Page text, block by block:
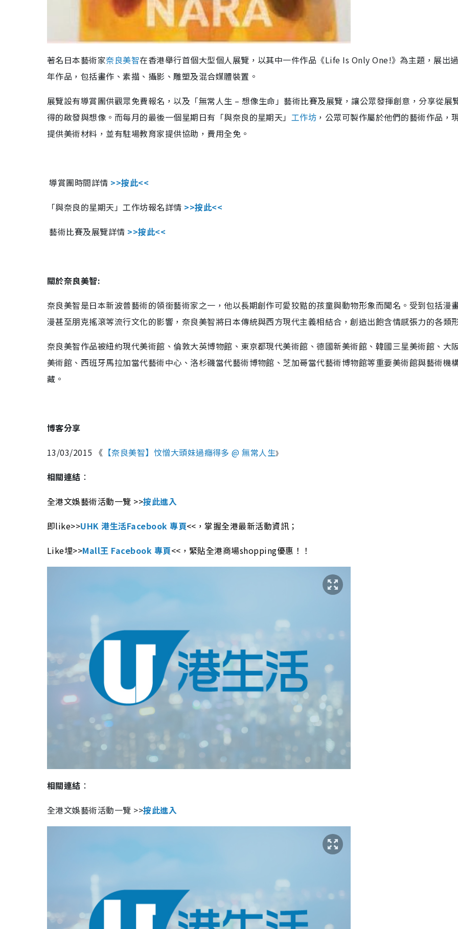
著名日本藝術家奈良美智在香港舉行首個大型個人展覽，以其中一件作品《Life Is Only One!》為主題，展出
年作品，包括畫作、素描、攝影、雕塑及混合媒體裝置。
展覽設有導賞團供觀眾免費報名，以及「無常人生 – 想像生命」藝術比賽及展覽，讓公眾發揮創意，分享從展
得的啟發與想像。而每月的最後一個星期日有「與奈良的星期天」 工作坊 ，公眾可製作屬於他們的藝術作品，
提供美術材料，並有駐場教育家提供協助，費用全免。
導賞團時間詳情 >>按此<<
「與奈良的星期天」工作坊報名詳情 >>按此<<
藝術比賽及展覽詳情 >>按此<<
關於奈良美智:
奈良美智是日本新波普藝術的領銜藝術家之一，他以長期創作可愛狡黠的孩童與動物形象而聞名。受到包括漫
漫甚至朋克搖滾等流行文化的影響，奈良美智將日本傳統與西方現代主義相結合，創造出飽含情感張力的各類
奈良美智作品被紐約現代美術館、倫敦大英博物館、東京都現代美術館、德國新美術館、韓國三星美術館、大
美術館、西班牙馬拉加當代藝術中心、洛杉磯當代藝術博物館、芝加哥當代藝術博物館等重要美術館與藝術機
藏。
博客分享
13/03/2015 《 【奈良美智】忟憎大頭妹過癮得多 @ 無常人生》
相關連結 ：
全港文娛藝術活動一覽 >>按此進入
即like>>UHK 港生活Facebook 專頁<<，掌握全港最新活動資訊；
Like埋>>Mall王 Facebook 專頁<<，緊貼全港商場shopping優惠！！
相關連結 ：
全港文娛藝術活動一覽 >>按此進入